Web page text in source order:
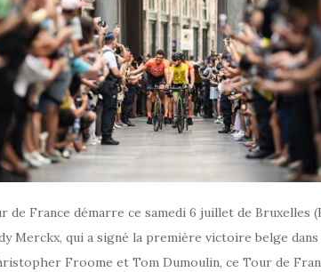
de France démarre ce samedi 6 juillet de Bruxelles
Merckx, qui a signé la première victoire belge dans
Froome et Tom Dumoulin, ce Tour de